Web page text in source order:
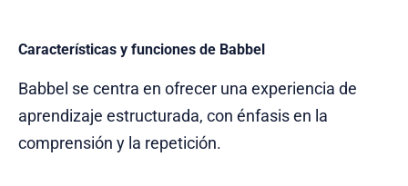
Características y funciones de Babbel
Babbel se centra en ofrecer una experiencia de
aprendizaje estructurada, con énfasis en la
comprensión y la repetición.